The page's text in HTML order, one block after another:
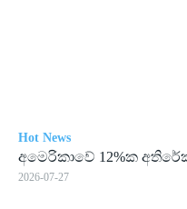
Hot News
අමෙ­රි­කාවේ 12%ක
2026-07-27